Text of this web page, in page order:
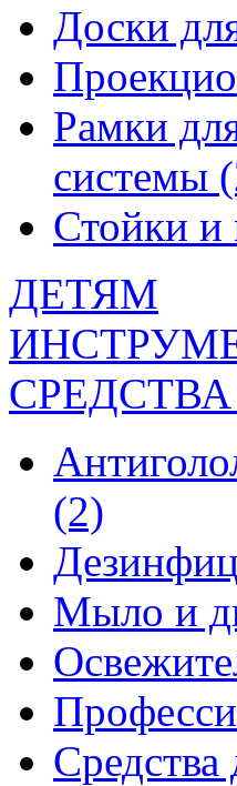
Доски
Рамки
системы
Стойки
ДЕТЯМ
(2)
Мыло и
Средства